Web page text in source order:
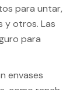
para untar,
y otros. Las
para
envases